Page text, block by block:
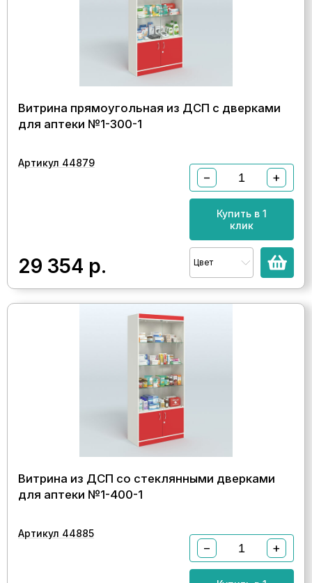
Витрина прямоугольная из ДСП с дверками
для аптеки №1-300-1
Артикул 44879
29 354 р.
− +
Купить в 1
клик
Цвет
Витрина из ДСП со стеклянными дверками
для аптеки №1-400-1
Артикул 44885
− +